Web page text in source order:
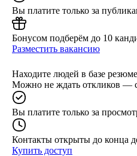
Вы платите только за
Бонусом подберём до 10
Разместить вакансию
Находите людей в базе резюме
Можно не ждать откликов —
Вы платите только за
Контакты открыты до конца
Купить доступ